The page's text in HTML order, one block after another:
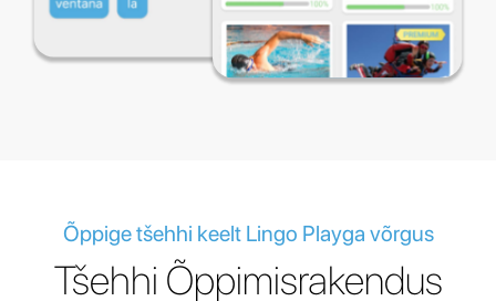
Õppige tšehhi keelt Lingo Playga võrgus
Tšehhi Õppimisrakendus